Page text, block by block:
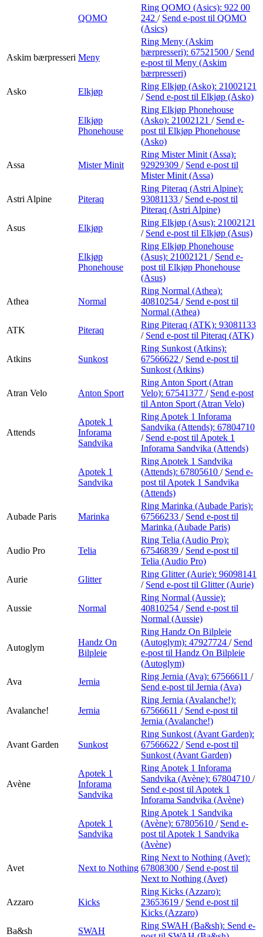
QOMO
Ring QOMO (Asics): 922 00
242 / Send e-post til QOMO
(Asics)
Askim bærpresseri Meny
Ring Meny (Askim
bærpresseri): 67521500 / Send
e-post til Meny (Askim
bærpresseri)
Asko
Elkjøp
Ring Elkjøp (Asko): 21002121
/ Send e-post til Elkjøp (Asko)
Elkjøp
Phonehouse
Ring Elkjøp Phonehouse
(Asko): 21002121 / Send e-
post til Elkjøp Phonehouse
(Asko)
Assa Mister Minit
Ring Mister Minit (Assa):
92929309 / Send e-post til
Mister Minit (Assa)
Astri Alpine Piteraq
Ring Piteraq (Astri Alpine):
93081133 / Send e-post til
Piteraq (Astri Alpine)
Asus
Elkjøp
Ring Elkjøp (Asus): 21002121
/ Send e-post til Elkjøp (Asus)
Elkjøp
Phonehouse
Ring Elkjøp Phonehouse
(Asus): 21002121 / Send e-
post til Elkjøp Phonehouse
(Asus)
Athea Normal
Ring Normal (Athea):
40810254 / Send e-post til
Normal (Athea)
ATK
Piteraq
Ring Piteraq (ATK): 93081133
/ Send e-post til Piteraq (ATK)
Atkins Sunkost
Ring Sunkost (Atkins):
67566622 / Send e-post til
Sunkost (Atkins)
Atran Velo Anton Sport
Ring Anton Sport (Atran
Velo): 67541377 / Send e-post
til Anton Sport (Atran Velo)
Attends
Apotek 1
Inforama
Sandvika
Ring Apotek 1 Inforama
Sandvika (Attends): 67804710
/ Send e-post til Apotek 1
Inforama Sandvika (Attends)
Apotek 1
Sandvika
Ring Apotek 1 Sandvika
(Attends): 67805610 / Send e-
post til Apotek 1 Sandvika
(Attends)
Aubade Paris Marinka
Ring Marinka (Aubade Paris):
67566233 / Send e-post til
Marinka (Aubade Paris)
Audio Pro Telia
Ring Telia (Audio Pro):
67546839 / Send e-post til
Telia (Audio Pro)
Aurie
Glitter
Ring Glitter (Aurie): 96098141
/ Send e-post til Glitter (Aurie)
Aussie Normal
Ring Normal (Aussie):
40810254 / Send e-post til
Normal (Aussie)
Autoglym
Handz On
Bilpleie
Ring Handz On Bilpleie
(Autoglym): 47927724 / Send
e-post til Handz On Bilpleie
(Autoglym)
Ava
Jernia
Ring Jernia (Ava): 67566611 /
Send e-post til Jernia (Ava)
Avalanche! Jernia
Ring Jernia (Avalanche!):
67566611 / Send e-post til
Jernia (Avalanche!)
Avant Garden Sunkost
Ring Sunkost (Avant Garden):
67566622 / Send e-post til
Sunkost (Avant Garden)
Avène
Apotek 1
Inforama
Sandvika
Ring Apotek 1 Inforama
Sandvika (Avène): 67804710 /
Send e-post til Apotek 1
Inforama Sandvika (Avène)
Apotek 1
Sandvika
Ring Apotek 1 Sandvika
(Avène): 67805610 / Send e-
post til Apotek 1 Sandvika
(Avène)
Avet Next to Nothing
Ring Next to Nothing (Avet):
67808300 / Send e-post til
Next to Nothing (Avet)
Azzaro Kicks
Ring Kicks (Azzaro):
23653619 / Send e-post til
Kicks (Azzaro)
Ba&sh
SWAH
Ring SWAH (Ba&sh): Send e-